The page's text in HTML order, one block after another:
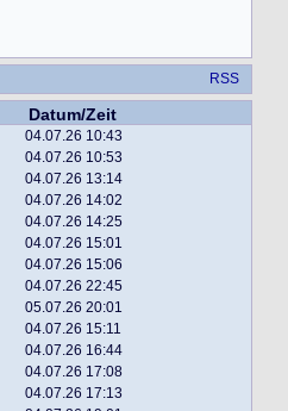
RSS
Datum/Zeit
04.07.26 10:43
04.07.26 10:53
04.07.26 13:14
04.07.26 14:02
04.07.26 14:25
04.07.26 15:01
04.07.26 15:06
04.07.26 22:45
05.07.26 20:01
04.07.26 15:11
04.07.26 16:44
04.07.26 17:08
04.07.26 17:13